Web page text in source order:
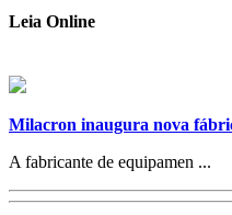
Leia Online
Milacron inaugura nova
A fabricante de equipamen ...